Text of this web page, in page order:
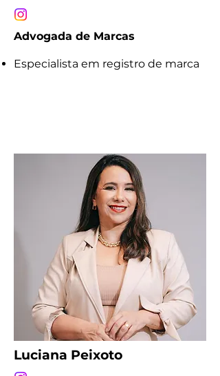
Advogada de Marcas
Especialista em registro de marca
Luciana Peixoto